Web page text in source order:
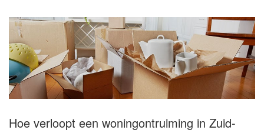
Hoe verloopt een woningontruiming in Zuid-